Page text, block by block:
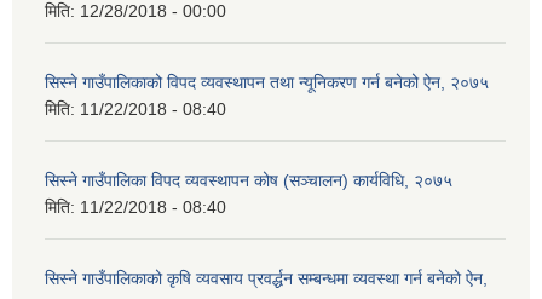
मिति: 12/28/2018 - 00:00
सिस्ने गाउँपालिकाको विपद व्यवस्थापन तथा न्यूनिकरण गर्न बनेको ऐन, २०७५
मिति: 11/22/2018 - 08:40
सिस्ने गाउँपालिका विपद व्यवस्थापन कोष (सञ्चालन) कार्यविधि, २०७५
मिति: 11/22/2018 - 08:40
सिस्ने गाउँपालिकाको कृषि व्यवसाय प्रवर्द्धन सम्बन्धमा व्यवस्था गर्न बनेको ऐन,